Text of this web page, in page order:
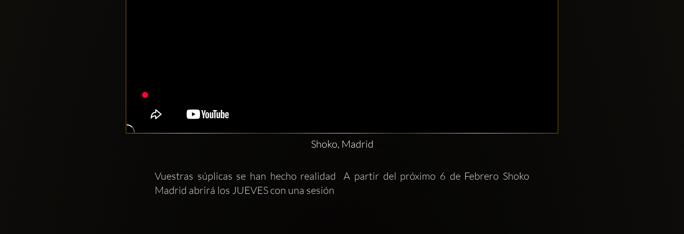
Shoko, Madrid
Vuestras súplicas se han hecho realidad  A partir del próximo 6 de Febrero Shoko
Madrid abrirá los JUEVES con una sesión